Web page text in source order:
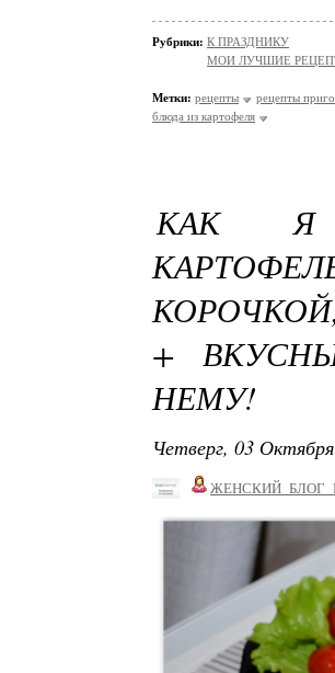
Рубрики: К ПРАЗДНИКУ
МОИ ЛУЧШИЕ
Метки: рецепты
рецепты
блюда из картофеля
КАК Я
+
НЕМУ!
Четверг, 03